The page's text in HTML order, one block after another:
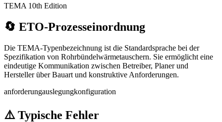
TEMA 10th Edition
🔄 ETO-Prozesseinordnung
Die TEMA-Typenbezeichnung ist die Standardsprache bei der
Spezifikation von Rohrbündelwärmetauschern. Sie ermöglicht eine
eindeutige Kommunikation zwischen Betreiber, Planer und
Hersteller über Bauart und konstruktive Anforderungen.
anforderungauslegungkonfiguration
⚠️ Typische Fehler